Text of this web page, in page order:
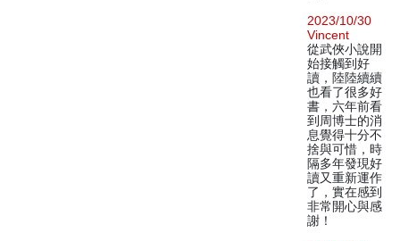
2023/10/30
Vincent
從武俠小說開
始接觸到好
讀，陸陸續續
也看了很多好
書，六年前看
到周博士的消
息覺得十分不
捨與可惜，時
隔多年發現好
讀又重新運作
了，實在感到
非常開心與感
謝！